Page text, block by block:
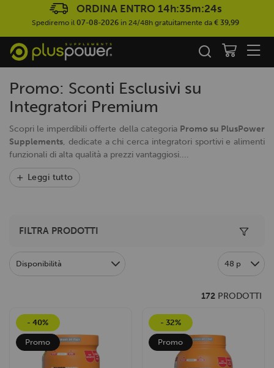
ORDINA ENTRO 14h:35m:23s
Spediremo il 07-08-2026 in 24/48h gratuitamente da € 39,99
Promo: Sconti Esclusivi su
Integratori Premium
Scopri le imperdibili offerte della categoria Promo su PlusPower
Supplements, dedicate a chi cerca integratori sportivi e alimenti
funzionali di alta qualità a prezzi vantaggiosi....
Leggi tutto
Toggle
FILTRA PRODOTTI
Disponibilità 48 p
172 PRODOTTI
- 40%
Promo
- 32%
Promo